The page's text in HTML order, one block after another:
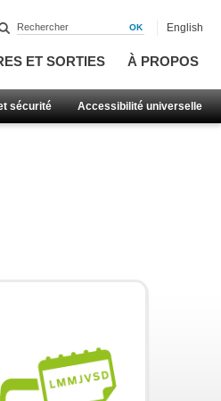
ET SORTIES À PROPOS
sécurité Accessibilité universelle
English